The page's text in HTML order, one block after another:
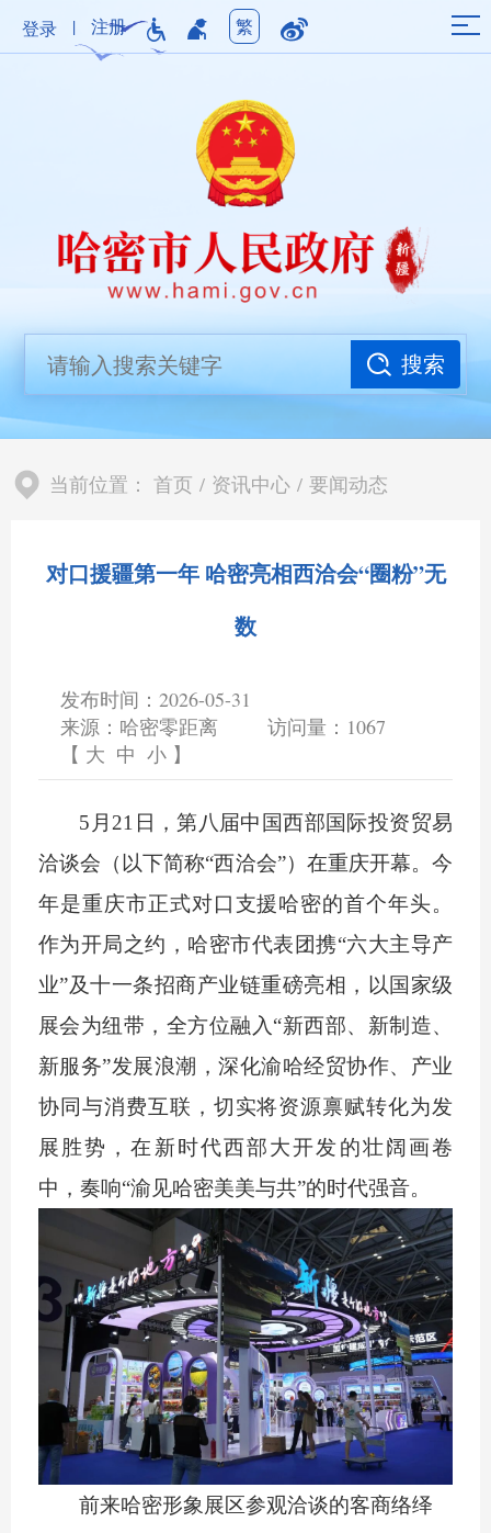
登录 | 注册 繁
搜索
当前位置： 首页 / 资讯中心 / 要闻动态
对口援疆第一年 哈密亮相西洽会“圈粉”无
数
发布时间：2026-05-31
来源：哈密零距离
访问量： 1067
【 大 中 小 】
5月21日，第八届中国西部国际投资贸易
洽谈会（以下简称“西洽会”）在重庆开幕。今
年是重庆市正式对口支援哈密的首个年头。
作为开局之约，哈密市代表团携“六大主导产
业”及十一条招商产业链重磅亮相，以国家级
展会为纽带，全方位融入“新西部、新制造、
新服务”发展浪潮，深化渝哈经贸协作、产业
协同与消费互联，切实将资源禀赋转化为发
展胜势，在新时代西部大开发的壮阔画卷
中，奏响“渝见哈密美美与共”的时代强音。
前来哈密形象展区参观洽谈的客商络绎